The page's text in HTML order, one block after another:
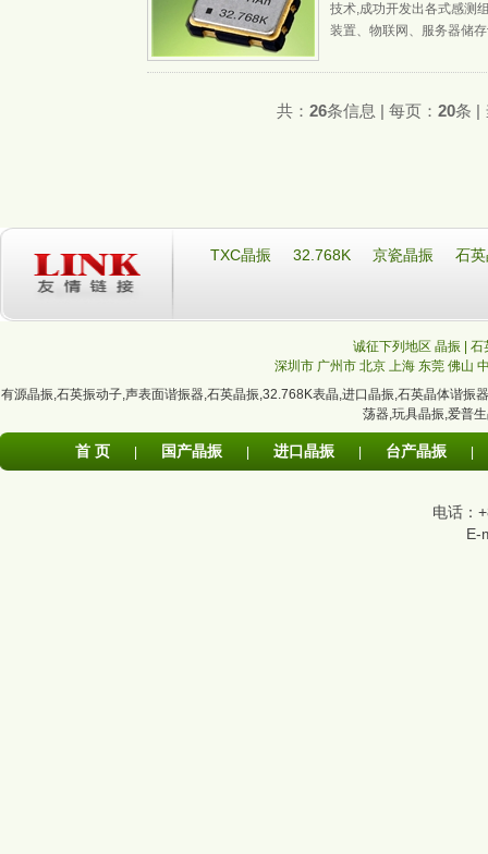
技术,成功开发出各式感测
装置、物联网、服务器储
共： 26条信息 | 每页： 20条 |
TXC晶振 32.768K 京瓷晶振 石
诚征下列地区 晶振 |
深圳市 广州市 北京 上海 东莞 佛山
有源晶振,石英振动子,声表面谐振器,石英晶振,32.768K表晶,进口晶振,石英晶体谐振器
荡器,玩具晶振,爱普
首 页 国产晶振 进口晶振 台产晶振
电话：
E-